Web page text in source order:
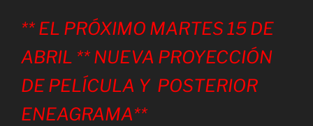
** EL PRÓXIMO MARTES 15 DE
ABRIL ** NUEVA PROYECCIÓN
DE PELÍCULA Y POSTERIOR
ENEAGRAMA**